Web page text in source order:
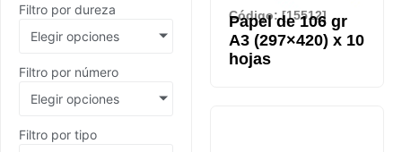
Filtro por dureza
Elegir opciones
Filtro por número
Elegir opciones
Filtro por tipo
Código: [15512]
Papel de 106 gr
A3 (297×420) x 10
hojas